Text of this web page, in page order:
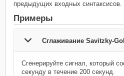
предыдущих входных синтаксисов.
Примеры
Сглаживание Savitzky-
Сгенерируйте сигнал, который
секунду в течение 200 секунд.